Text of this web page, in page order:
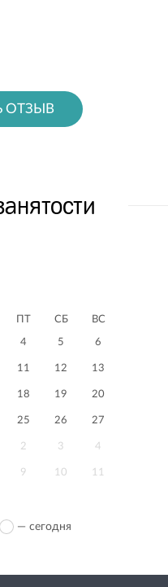
ОТЗЫВ
ПТ СБ ВС
4 5 6
11 12 13
18 19 20
25 26 27
2 3 4
9 10 11
— сегодня